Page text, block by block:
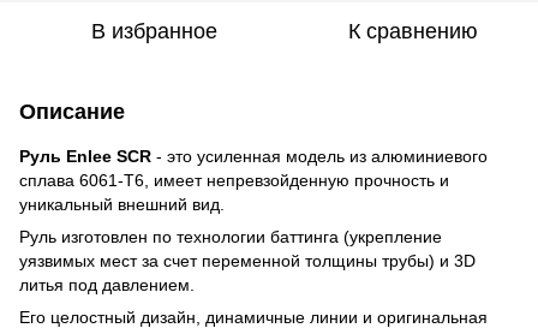
В избранное К сравнению
Описание
Руль Enlee SCR - это усиленная модель из алюминиевого
сплава 6061-T6, имеет непревзойденную прочность и
уникальный внешний вид.
Руль изготовлен по технологии баттинга (укрепление
уязвимых мест за счет переменной толщины трубы) и 3D
литья под давлением.
Его целостный дизайн, динамичные линии и оригинальная